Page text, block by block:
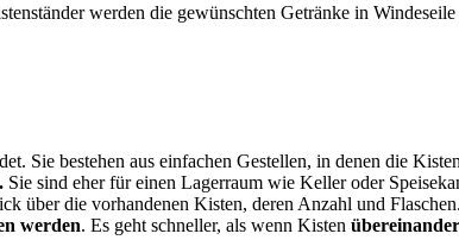
werden die gewünschten Getränke in
Sie bestehen aus einfachen Gestellen, in denen die
Sie sind eher für einen Lagerraum wie Keller oder
über die vorhandenen Kisten, deren Anzahl und Flaschen.
werden. Es geht schneller, als wenn Kisten